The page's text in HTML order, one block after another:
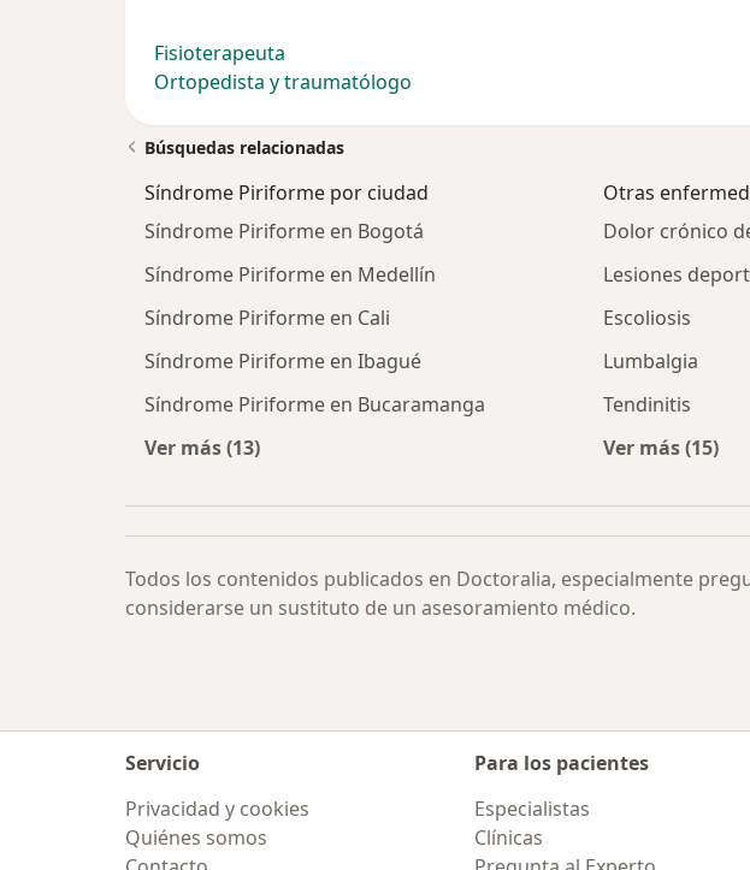
Fisioterapeuta
Ortopedista y traumatólogo
Búsquedas relacionadas
Síndrome Piriforme por ciudad
Síndrome Piriforme en Bogotá
Síndrome Piriforme en Medellín
Síndrome Piriforme en Cali
Síndrome Piriforme en Ibagué
Síndrome Piriforme en Bucaramanga
Ver más (13)
Otras
Dolor crónico
Lesiones
Escoliosis
Lumbalgia
Tendinitis
Ver más (15)
Todos los contenidos publicados en Doctoralia, especialmente
considerarse un sustituto de un asesoramiento médico.
Servicio
Privacidad y cookies
Quiénes somos
Para los pacientes
Especialistas
Clínicas